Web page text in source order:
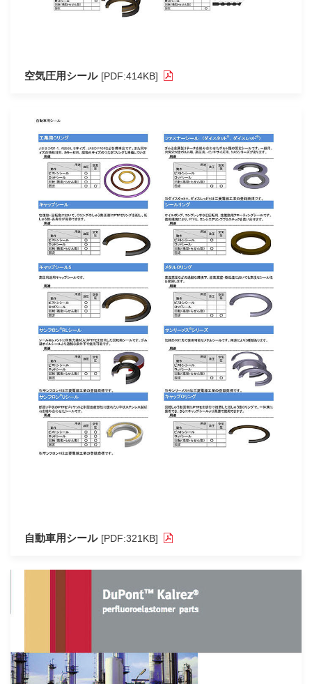
空気圧用シール [PDF:414KB]
自動車用シール [PDF:321KB]